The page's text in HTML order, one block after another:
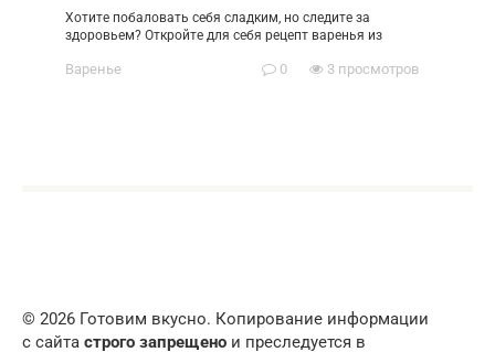
Хотите побаловать себя сладким, но следите за
здоровьем? Откройте для себя рецепт варенья из
Варенье 0 3 просмотров
© 2026 Готовим вкусно. Копирование информации
с сайта строго запрещено и преследуется в